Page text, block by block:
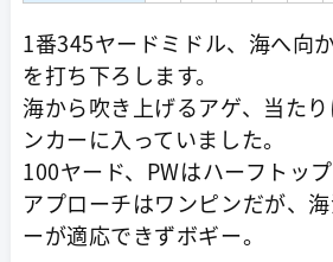
1番345ヤードミドル、海へ向
を打ち下ろします。
海から吹き上げるアゲ、当た
ンカーに入っていました。
100ヤード、PWはハーフトップ
アプローチはワンピンだが、
ーが適応できずボギー。